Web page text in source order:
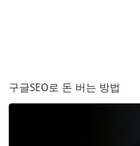
구글SEO로 돈 버는 방법